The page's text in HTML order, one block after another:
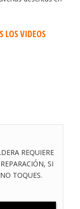
LOS VIDEOS
REQUIERE
SI
TOQUES.